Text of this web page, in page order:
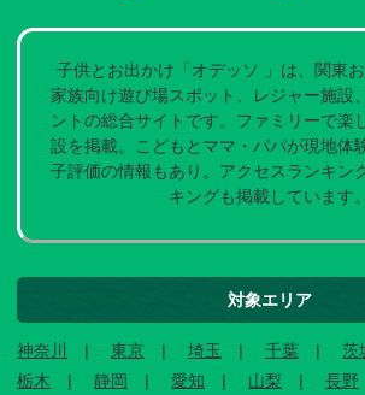
子供とお出かけ「オデッソ 」は、関東
家族向け遊び場スポット、レジャー施設
ントの総合サイトです。ファミリーで楽
設を掲載。こどもとママ・パパが現地体
子評価の情報もあり。アクセスランキン
キングも掲載しています。
対象エリア
神奈川 東京 埼玉 千葉 茨
栃木
静岡 愛知 山梨 長野